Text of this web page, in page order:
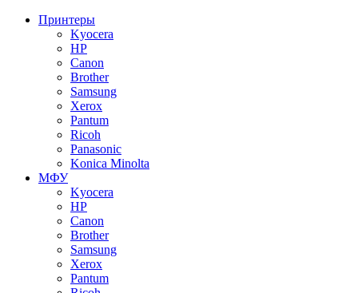
Принтеры
Kyocera
HP
Canon
Brother
Samsung
Xerox
Pantum
Ricoh
Panasonic
Konica Minolta
МФУ
Kyocera
HP
Canon
Brother
Samsung
Xerox
Pantum